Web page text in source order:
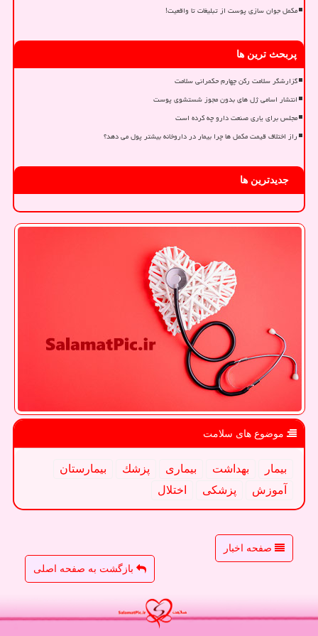
مکمل جوان سازی پوست از تبلیغات تا واقعیت!
پربحث ترین ها
گزارشگر سلامت رکن چهارم حکمرانی سلامت
انتشار اسامی ژل های بدون مجوز شستشوی پوست
مجلس برای یاری صنعت دارو چه کرده است
راز اختلاف قیمت مکمل ها چرا بیمار در داروخانه بیشتر پول می دهد؟
جدیدترین ها
موضوع های سلامت
بیمار بهداشت بیماری پزشك
بیمارستان
آموزش
پزشكی اختلال
صفحه اخبار
بازگشت به صفحه اصلی